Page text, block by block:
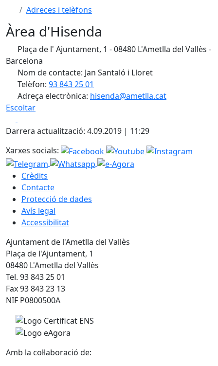
Adreces i telèfons
Àrea d'Hisenda
Plaça de l' Ajuntament, 1 - 08480 L'Ametlla del Vallès -
Barcelona
Nom de contacte: Jan Santaló i Lloret
Telèfon: 93 843 25 01
Adreça electrònica: hisenda@ametlla.cat
Escoltar
Darrera actualització: 4.09.2019 | 11:29
Xarxes socials:
Crèdits
Contacte
Protecció de dades
Avís legal
Accessibilitat
Ajuntament de l'Ametlla del Vallès
Plaça de l'Ajuntament, 1
08480 L'Ametlla del Vallès
Tel. 93 843 25 01
Fax 93 843 23 13
NIF P0800500A
Amb la col·laboració de: